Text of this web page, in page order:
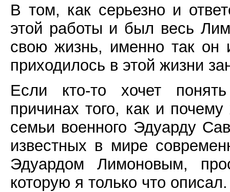
В том, как серьезно и
этой работы и был весь
свою жизнь, именно так он
приходилось в этой жизни
Если кто-то хочет
причинах того, как и
семьи военного Эдуарду
известных в мире
Эдуардом Лимоновым,
которую я только что описал.